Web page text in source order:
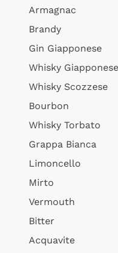
Armagnac
Brandy
Gin Giapponese
Whisky Giapponese
Whisky Scozzese
Bourbon
Whisky Torbato
Grappa Bianca
Limoncello
Mirto
Vermouth
Bitter
Acquavite